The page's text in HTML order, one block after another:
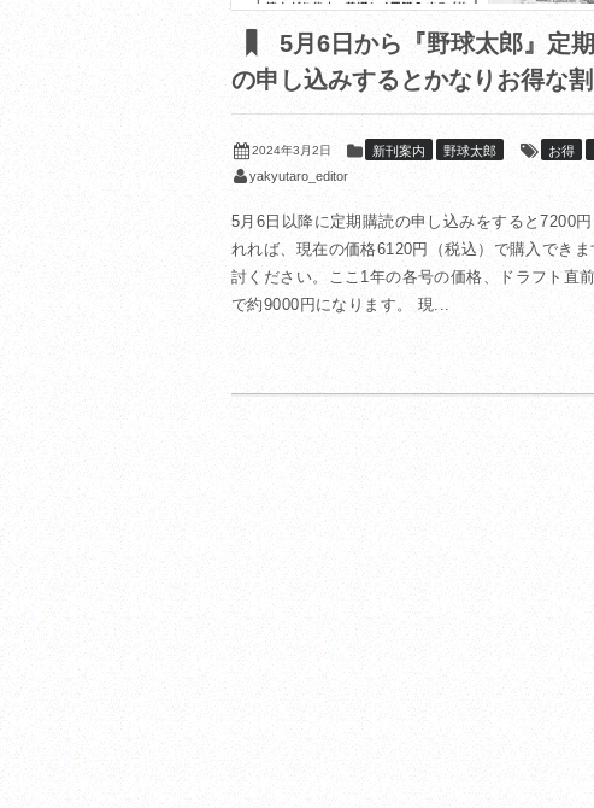
5月6日から『野球太郎』定
の申し込みするとかなりお得な
2024年3月2日 新刊案内 野球太郎 お得
yakyutaro_editor
5月6日以降に定期購読の申し込みをすると7200
れれば、現在の価格6120円（税込）で購入でき
討ください。ここ1年の各号の価格、ドラフト直
で約9000円になります。 現...